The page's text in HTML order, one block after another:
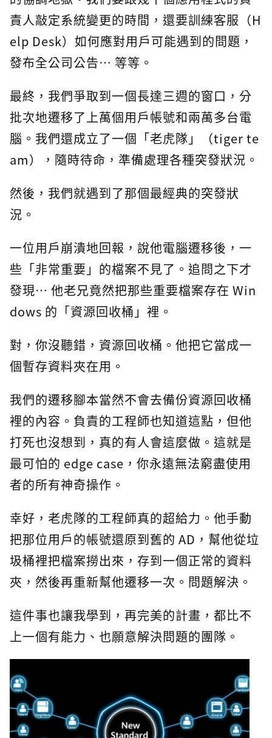
責人敲定系統變更的時間，還要訓練客服（H
elp Desk）如何應對用戶可能遇到的問題，
發布全公司公告… 等等。
最終，我們爭取到一個長達三週的窗口，分
批次地遷移了上萬個用戶帳號和兩萬多台電
腦。我們還成立了一個「老虎隊」（tiger te
am），隨時待命，準備處理各種突發狀況。
然後，我們就遇到了那個最經典的突發狀
況。
一位用戶崩潰地回報，說他電腦遷移後，一
些「非常重要」的檔案不見了。追問之下才
發現… 他老兄竟然把那些重要檔案存在 Win
dows 的「資源回收桶」裡。
對，你沒聽錯，資源回收桶。他把它當成一
個暫存資料夾在用。
我們的遷移腳本當然不會去備份資源回收桶
裡的內容。負責的工程師也知道這點，但他
打死也沒想到，真的有人會這麼做。這就是
最可怕的 edge case，你永遠無法窮盡使用
者的所有神奇操作。
幸好，老虎隊的工程師真的超給力。他手動
把那位用戶的帳號還原到舊的 AD，幫他從垃
圾桶裡把檔案撈出來，存到一個正常的資料
夾，然後再重新幫他遷移一次。問題解決。
這件事也讓我學到，再完美的計畫，都比不
上一個有能力、也願意解決問題的團隊。